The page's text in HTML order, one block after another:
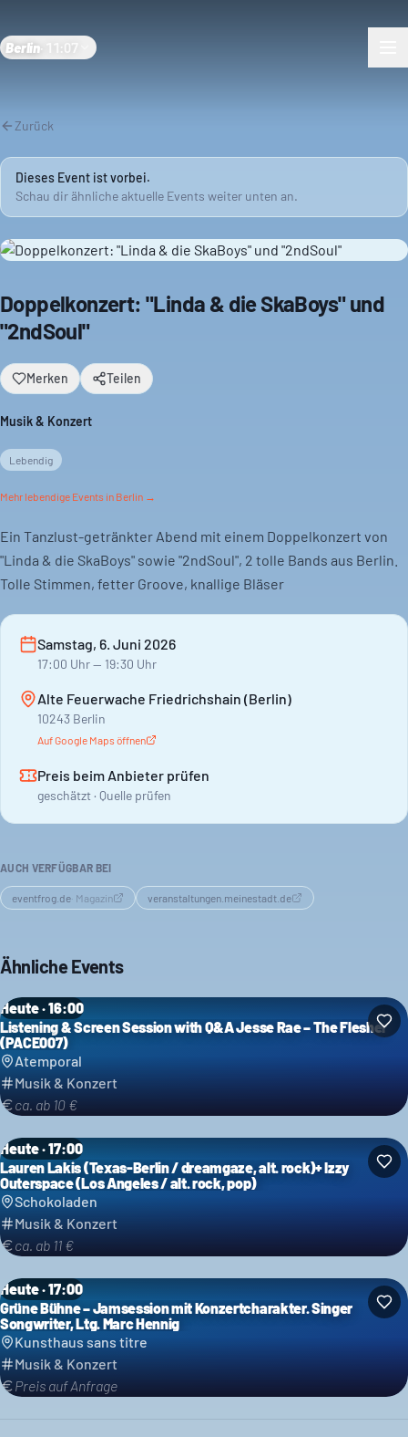
Berlin 11:07
Zurück
Dieses Event ist vorbei.
Schau dir ähnliche aktuelle Events weiter unten an.
Doppelkonzert: "Linda & die SkaBoys" und
"2ndSoul"
Merken Teilen
Musik & Konzert
Lebendig
Mehr lebendige Events in Berlin →
Ein Tanzlust-getränkter Abend mit einem Doppelkonzert von
"Linda & die SkaBoys" sowie "2ndSoul", 2 tolle Bands aus Berlin.
Tolle Stimmen, fetter Groove, knallige Bläser
Samstag, 6. Juni 2026
17:00 Uhr— 19:30 Uhr
Alte Feuerwache Friedrichshain (Berlin)
10243 Berlin
Auf Google Maps öffnen
Preis beim Anbieter prüfen
geschätzt · Quelle prüfen
AUCH VERFÜGBAR BEI
eventfrog.de· Magazin veranstaltungen.meinestadt.de
Ähnliche Events
Heute · 16:00
Listening & Screen Session with Q&A Jesse Rae – The Flesher
(PACE007)
Atemporal
Musik & Konzert
ca. ab 10 €
Heute · 17:00
Lauren Lakis (Texas-Berlin / dreamgaze, alt. rock)+ Izzy
Outerspace (Los Angeles / alt. rock, pop)
Schokoladen
Musik & Konzert
ca. ab 11 €
Heute · 17:00
Grüne Bühne – Jamsession mit Konzertcharakter. Singer
Songwriter, Ltg. Marc Hennig
Kunsthaus sans titre
Musik & Konzert
Preis auf Anfrage